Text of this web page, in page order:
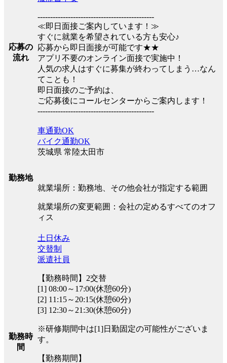
応募の
流れ
----------------------------------------------
≪即日面接ご案内しています！≫
すぐに就業を希望されている方も安心♪
応募から即日面接が可能です★★
アプリ不要のオンライン面接で実施中！
人気の求人はすぐに募集が終わってしまう…なん
てことも！
即日面接のご予約は、
ご応募後にコールセンターからご案内します！
----------------------------------------------
勤務地
車通勤OK
バイク通勤OK
茨城県 常陸太田市
就業場所：勤務地、その他会社が指定する範囲
就業場所の変更範囲：会社の定めるすべてのオフ
ィス
勤務時
間
土日休み
交替制
派遣社員
【勤務時間】2交替
[1] 08:00～17:00(休憩60分)
[2] 11:15～20:15(休憩60分)
[3] 12:30～21:30(休憩60分)
※研修期間中は[1]日勤固定の可能性がございま
す。
【勤務期間】